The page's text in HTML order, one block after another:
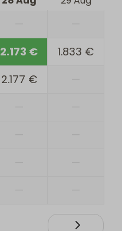
2.173 € 1.833 €
2.177 €